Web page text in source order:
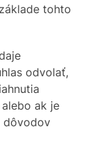
tohto
odvolať,
ak je
dôvodov